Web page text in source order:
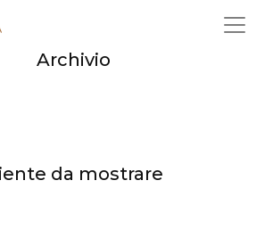
Archivio
da mostrare